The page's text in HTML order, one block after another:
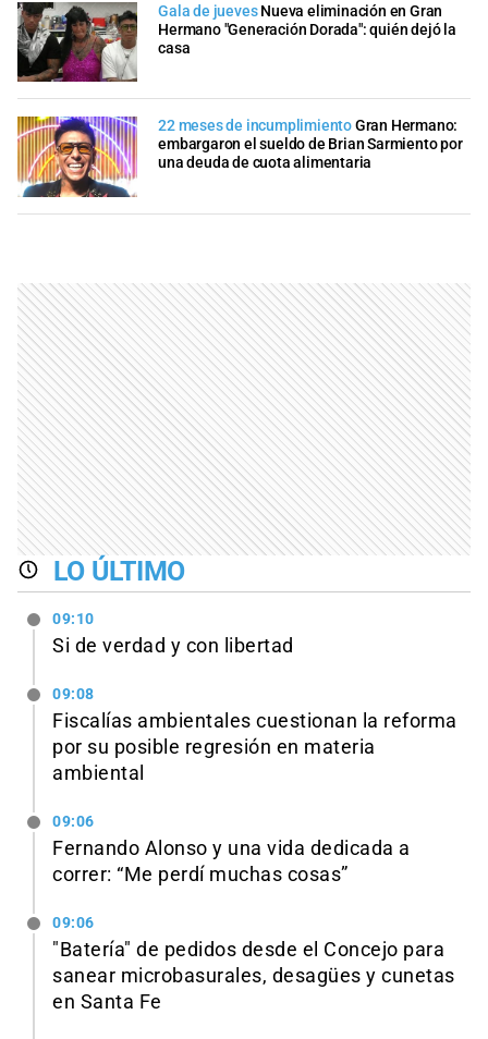
Gala de jueves Nueva eliminación en Gran
Hermano "Generación Dorada": quién dejó la
casa
22 meses de incumplimientoGran Hermano:
embargaron el sueldo de Brian Sarmiento por
una deuda de cuota alimentaria
LO ÚLTIMO
09:10
Si de verdad y con libertad
09:08
Fiscalías ambientales cuestionan la reforma
por su posible regresión en materia
ambiental
09:06
Fernando Alonso y una vida dedicada a
correr: “Me perdí muchas cosas”
09:06
"Batería" de pedidos desde el Concejo para
sanear microbasurales, desagües y cunetas
en Santa Fe